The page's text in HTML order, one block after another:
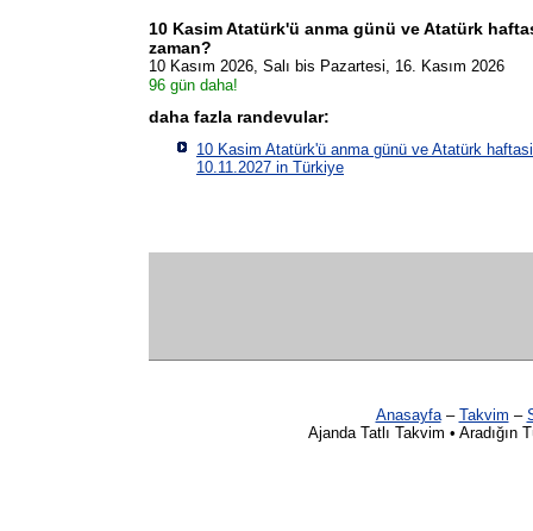
10 Kasim Atatürk'ü anma günü ve Atatürk
zaman?
10 Kasım 2026, Salı bis Pazartesi, 16. Kasım 2026
96 gün daha!
daha fazla randevular:
10 Kasim Atatürk'ü anma günü ve Atatürk
10.11.2027 in Türkiye
Anasayfa– Takvim –
Ajanda Tatlı Takvim •